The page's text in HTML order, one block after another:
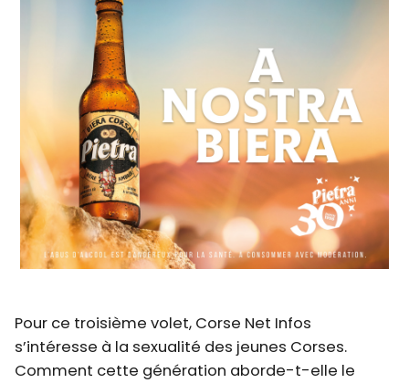
Pour ce troisième volet, Corse Net Infos
s’intéresse à la sexualité des jeunes Corses.
Comment cette génération aborde-t-elle le